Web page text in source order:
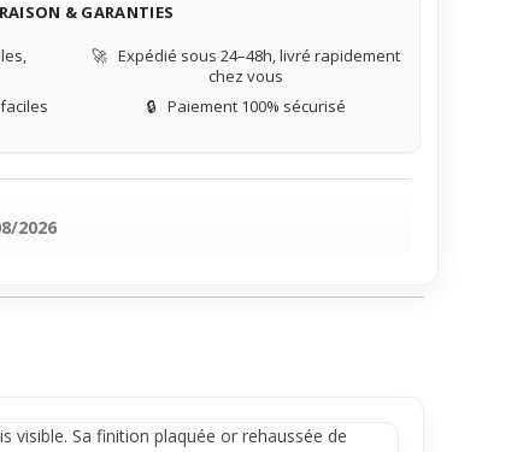
& GARANTIES
🚀 Expédié sous 24–48h, livré rapidement
chez vous
🔒 Paiement 100% sécurisé
2026
Sa finition plaquée or rehaussée de